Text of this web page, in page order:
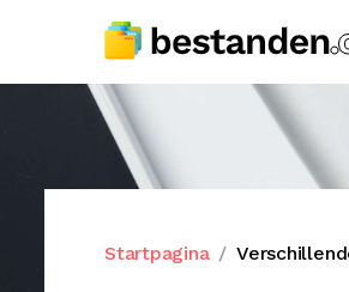
Startpagina